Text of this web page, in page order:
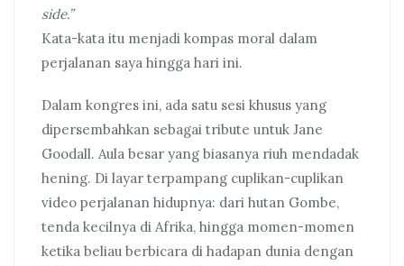
side.”
Kata-kata itu menjadi kompas moral dalam
perjalanan saya hingga hari ini.
Dalam kongres ini, ada satu sesi khusus yang
dipersembahkan sebagai tribute untuk Jane
Goodall. Aula besar yang biasanya riuh mendadak
hening. Di layar terpampang cuplikan-cuplikan
video perjalanan hidupnya: dari hutan Gombe,
tenda kecilnya di Afrika, hingga momen-momen
ketika beliau berbicara di hadapan dunia dengan